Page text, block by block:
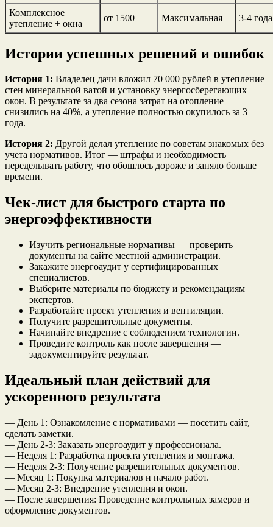
Комплексное
утепление + окна
от 1500 Максимальная 3-4 года
Истории успешных решений и ошибок
История 1: Владелец дачи вложил 70 000 рублей в утепление
стен минеральной ватой и установку энергосберегающих
окон. В результате за два сезона затрат на отопление
снизились на 40%, а утепление полностью окупилось за 3
года.
История 2: Другой делал утепление по советам знакомых без
учета нормативов. Итог — штрафы и необходимость
переделывать работу, что обошлось дороже и заняло больше
времени.
Чек-лист для быстрого старта по
энергоэффективности
Изучить региональные нормативы — проверить
документы на сайте местной администрации.
Закажите энергоаудит у сертифицированных
специалистов.
Выберите материалы по бюджету и рекомендациям
экспертов.
Разработайте проект утепления и вентиляции.
Получите разрешительные документы.
Начинайте внедрение с соблюдением технологии.
Проведите контроль как после завершения —
задокументируйте результат.
Идеальный план действий для
ускоренного результата
— День 1: Ознакомление с нормативами — посетить сайт,
сделать заметки.
— День 2-3: Заказать энергоаудит у профессионала.
— Неделя 1: Разработка проекта утепления и монтажа.
— Неделя 2-3: Получение разрешительных документов.
— Месяц 1: Покупка материалов и начало работ.
— Месяц 2-3: Внедрение утепления и окон.
— После завершения: Проведение контрольных замеров и
оформление документов.